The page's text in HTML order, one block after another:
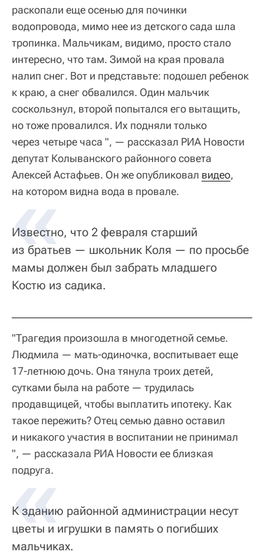
раскопали еще осенью для починки
водопровода, мимо нее из детского сада шла
тропинка. Мальчикам, видимо, просто стало
интересно, что там. Зимой на края провала
налип снег. Вот и представьте: подошел ребенок
к краю, а снег обвалился. Один мальчик
соскользнул, второй попытался его вытащить,
но тоже провалился. Их подняли только
через четыре часа ", — рассказал РИА Новости
депутат Колыванского районного совета
Алексей Астафьев. Он же опубликовал видео,
на котором видна вода в провале.
Известно, что 2 февраля старший
из братьев — школьник Коля — по просьбе
мамы должен был забрать младшего
Костю из садика.
"Трагедия произошла в многодетной семье.
Людмила — мать-одиночка, воспитывает еще
17-летнюю дочь. Она тянула троих детей,
сутками была на работе — трудилась
продавщицей, чтобы выплатить ипотеку. Как
такое пережить? Отец семью давно оставил
и никакого участия в воспитании не принимал
", — рассказала РИА Новости ее близкая
подруга.
К зданию районной администрации несут
цветы и игрушки в память о погибших
мальчиках.